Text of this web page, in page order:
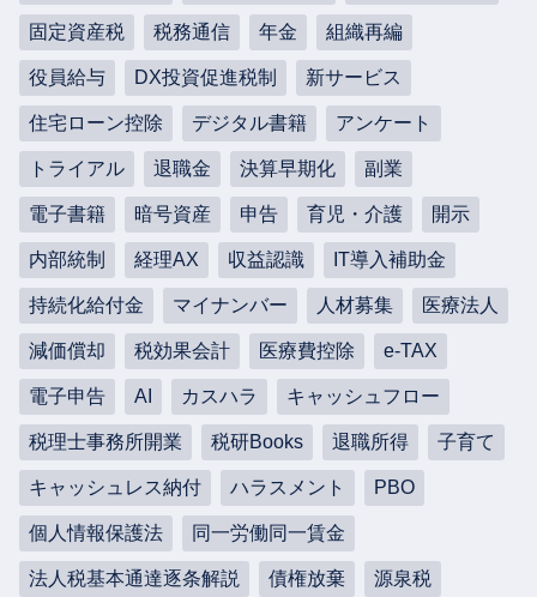
固定資産税 税務通信 年金 組織再編
役員給与 DX投資促進税制 新サービス
住宅ローン控除 デジタル書籍 アンケート
トライアル 退職金 決算早期化 副業
電子書籍 暗号資産 申告 育児・介護 開示
内部統制 経理AX 収益認識 IT導入補助金
持続化給付金 マイナンバー 人材募集 医療法人
減価償却 税効果会計 医療費控除 e-TAX
電子申告 AI カスハラ キャッシュフロー
税理士事務所開業 税研Books 退職所得 子育て
キャッシュレス納付 ハラスメント PBO
個人情報保護法 同一労働同一賃金
法人税基本通達逐条解説 債権放棄 源泉税